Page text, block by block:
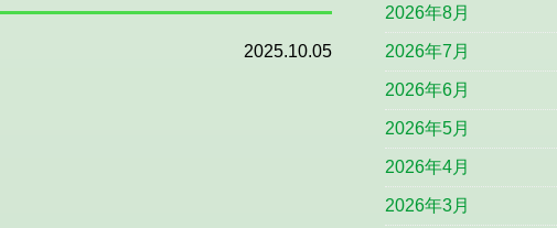
2025.10.05
2026年8月
2026年7月
2026年6月
2026年5月
2026年4月
2026年3月